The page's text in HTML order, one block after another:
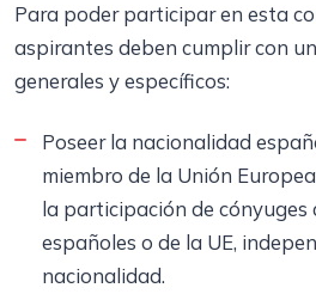
Para poder participar en esta
aspirantes deben cumplir con
generales y específicos:
Poseer la nacionalidad
miembro de la Unión
la participación de cónyuges
españoles o de la UE,
nacionalidad.